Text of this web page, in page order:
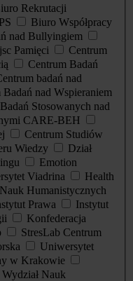
Rekrutacji
Biuro Współpracy
nad Bullyingiem
Pamięci
Centrum
Centrum Badań
badań nad
Badań nad Wspieraniem
Stosowanych nad
CARE-BEH
Centrum Studiów
Wiedzy
Dział
Emotion
Viadrina
Health
Humanistycznych
Prawa
Instytut
Konfederacja
StresLab Centrum
Uniwersytet
w Krakowie
Wydział Nauk